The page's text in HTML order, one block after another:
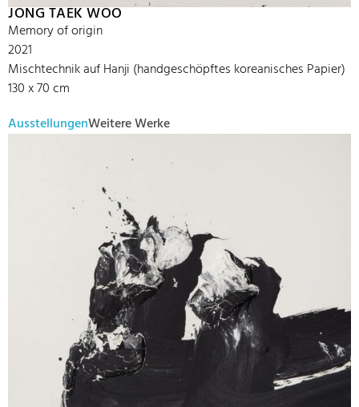
JONG TAEK WOO
Memory of origin
2021
Mischtechnik auf Hanji (handgeschöpftes koreanisches Papier)
130 x 70 cm
AusstellungenWeitere Werke